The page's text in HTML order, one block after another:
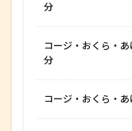
分
コージ・おくら・
分
コージ・おくら・